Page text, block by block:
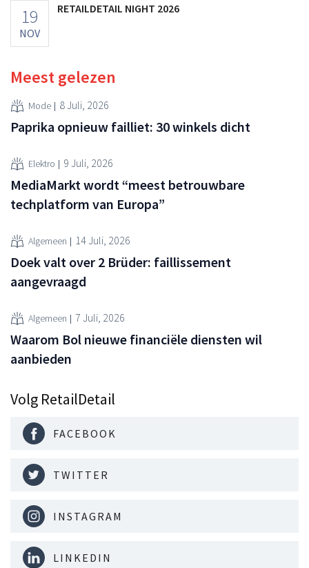
19
NOV
RETAILDETAIL NIGHT 2026
Meest gelezen
Mode 8 Juli, 2026
Paprika opnieuw failliet: 30 winkels dicht
Elektro 9 Juli, 2026
MediaMarkt wordt “meest betrouwbare
techplatform van Europa”
Algemeen 14 Juli, 2026
Doek valt over 2 Brüder: faillissement
aangevraagd
Algemeen 7 Juli, 2026
Waarom Bol nieuwe financiële diensten wil
aanbieden
Volg RetailDetail
FACEBOOK
TWITTER
INSTAGRAM
LINKEDIN